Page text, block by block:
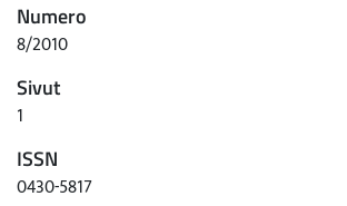
Numero
8/2010
Sivut
1
ISSN
0430-5817